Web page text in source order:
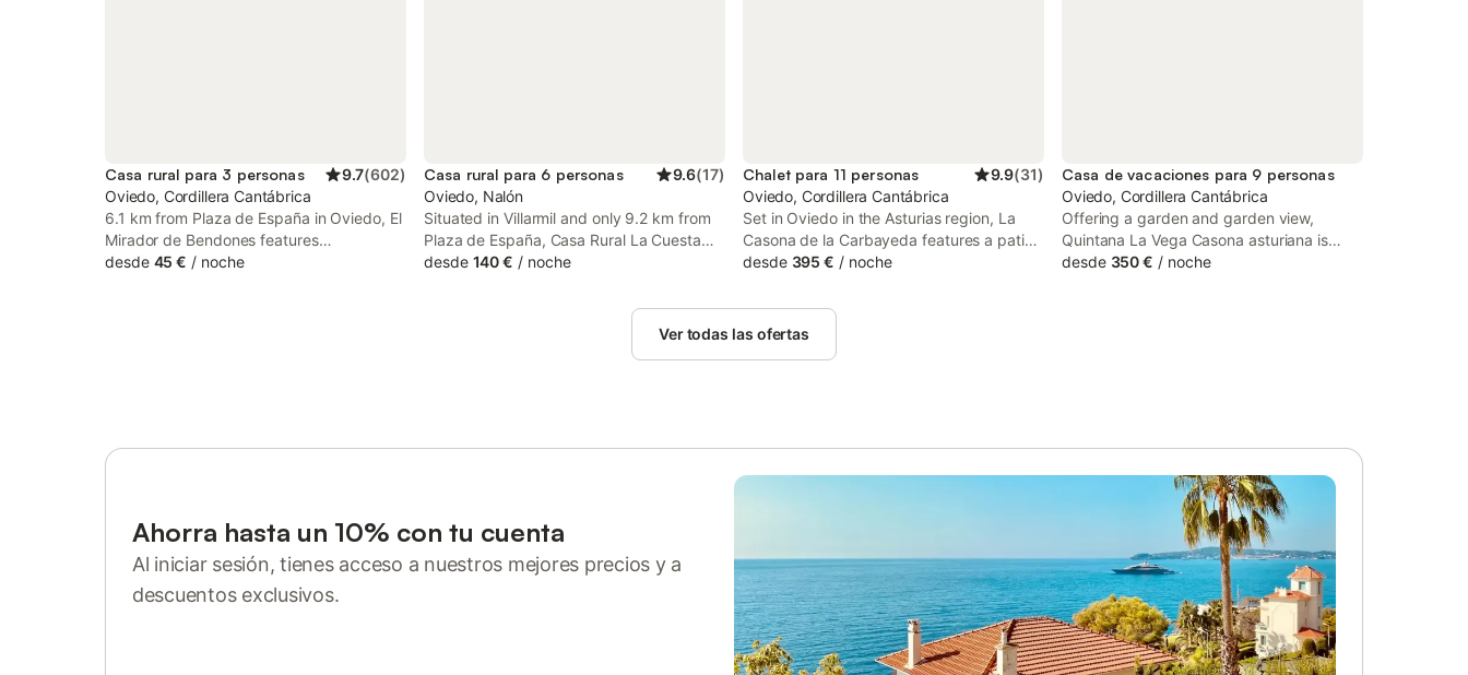
Casa rural para 3 personas 9.7(602)
Oviedo, Cordillera Cantábrica
6.1 km from Plaza de España in Oviedo, El
Mirador de Bendones features
accommodation with access to a hot tub.
desde 45 € / noche
Casa rural para 6 personas 9.6(17)
Oviedo, Nalón
Situated in Villarmil and only 9.2 km from
Plaza de España, Casa Rural La Cuesta
features accommodation with mountain
With garden views, this accommodation
desde 140 € / noche
Chalet para 11 personas 9.9(31)
Oviedo, Cordillera Cantábrica
Set in Oviedo in the Asturias region, La
Casona de la Carbayeda features a patio.
This property offers access to a balcony
non-smoking and is situated 7.2 km from
Plaza de España.
desde 395 € / noche
Casa de vacaciones para 9 personas
Oviedo, Cordillera Cantábrica
Offering a garden and garden view,
Quintana La Vega Casona asturiana is
situated in Oviedo, 11 km from Plaza de la
desde 350 € / noche
Ver todas las ofertas
Ahorra hasta un 10% con tu cuenta
Al iniciar sesión, tienes acceso a nuestros mejores precios y a
descuentos exclusivos.